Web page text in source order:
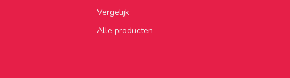
Vergelijk
Alle producten